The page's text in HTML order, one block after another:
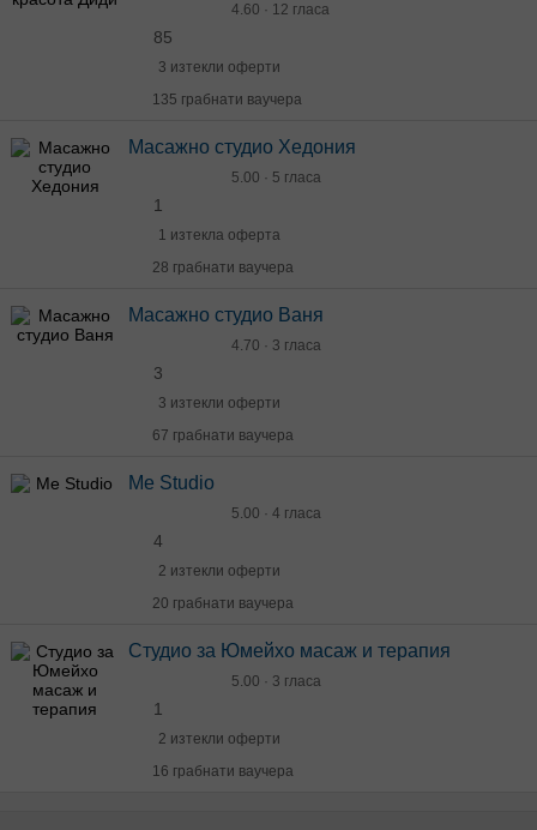
4.60 · 12 гласа
85
3 изтекли оферти
135 грабнати ваучера
Масажно студио Хедония
5.00 · 5 гласа
1
1 изтекла оферта
28 грабнати ваучера
Масажно студио Ваня
4.70 · 3 гласа
3
3 изтекли оферти
67 грабнати ваучера
Me Studio
5.00 · 4 гласа
4
2 изтекли оферти
20 грабнати ваучера
Студио за Юмейхо масаж и терапия
5.00 · 3 гласа
1
2 изтекли оферти
16 грабнати ваучера